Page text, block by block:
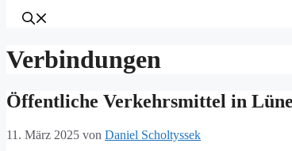
Verbindungen
Öffentliche Verkehrsmittel in
11. März 2025 von Daniel Scholtyssek